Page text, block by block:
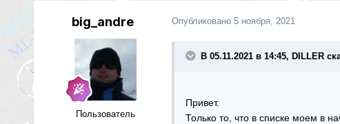
big_andre
Пользователь
Опубликовано 5 ноября, 2021
В 05.11.2021 в 14:45, DILLER
Привет.
Только то, что в списке моем в